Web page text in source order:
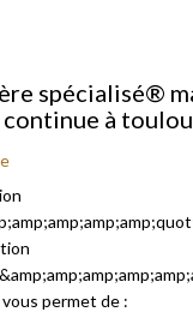
spécialisé®
à
permet de :